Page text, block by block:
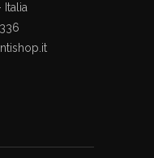
Italia